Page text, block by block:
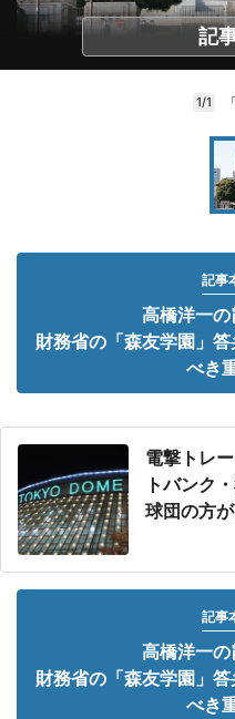
記
1/1
記事
高橋洋一
財務省の「森友学園」
べき
電撃トレ
トバンク
球団の方
記事
高橋洋一
財務省の「森友学園」
べき